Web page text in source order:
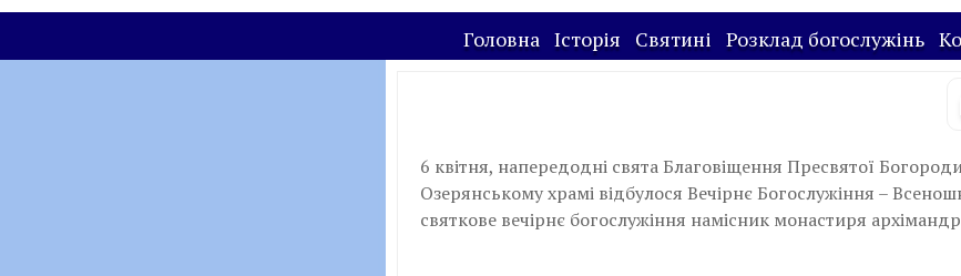
Головна Історія Святині Розклад богослужінь
6 квітня, напередодні свята Благовіщення Пресвятої
Озерянському храмі відбулося Вечірнє Богослужіння –
святкове вечірнє богослужіння намісник монастиря